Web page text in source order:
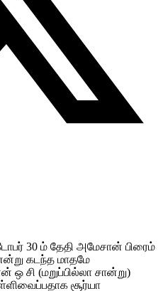
30 ம் தேதி அமேசான் பிரைம்
கடந்த மாதமே
ஒ சி (மறுப்பில்லா சான்று)
சூர்யா